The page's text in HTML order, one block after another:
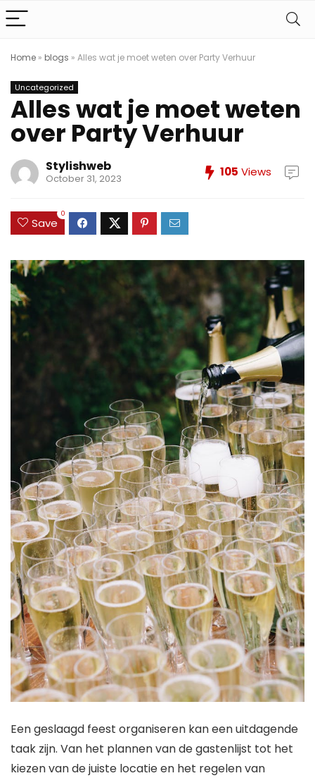
Home » blogs » Alles wat je moet weten over Party Verhuur
Uncategorized
Alles wat je moet weten
over Party Verhuur
Stylishweb
October 31, 2023 105 Views
Save
0
Een geslaagd feest organiseren kan een uitdagende
taak zijn. Van het plannen van de gastenlijst tot het
kiezen van de juiste locatie en het regelen van